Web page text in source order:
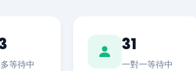
等待中
31
一對一等待中